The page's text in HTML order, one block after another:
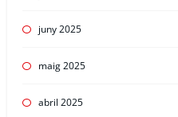
juny 2025
maig 2025
abril 2025